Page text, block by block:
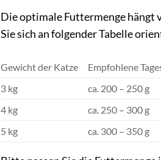
Die optimale Futtermenge hängt
Sie sich an folgender Tabelle
Gewicht der Katze
Empfohlene
3 kg
ca. 200 – 250 g
4 kg
ca. 250 – 300 g
5 kg
ca. 300 – 350 g